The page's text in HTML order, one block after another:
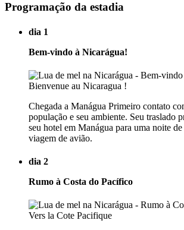
Programação da estadia
dia 1
Bem-vindo à Nicarágua!
Chegada a Manágua Primeiro contato
população e seu ambiente. Seu traslado
seu hotel em Manágua para uma noite de
viagem de avião.
dia 2
Rumo à Costa do Pacífico